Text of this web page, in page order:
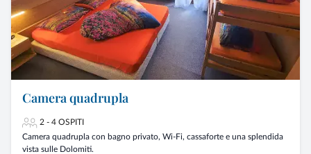
Camera quadrupla
2 - 4 OSPITI
Camera quadrupla con bagno privato, Wi-Fi, cassaforte e una splendida
vista sulle Dolomiti.